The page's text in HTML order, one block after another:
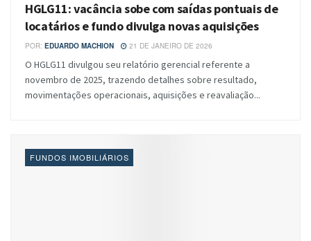
HGLG11: vacância sobe com saídas pontuais de
locatários e fundo divulga novas aquisições
POR: EDUARDO MACHION 21 DE JANEIRO DE 2026
O HGLG11 divulgou seu relatório gerencial referente a
novembro de 2025, trazendo detalhes sobre resultado,
movimentações operacionais, aquisições e reavaliação...
FUNDOS IMOBILIÁRIOS